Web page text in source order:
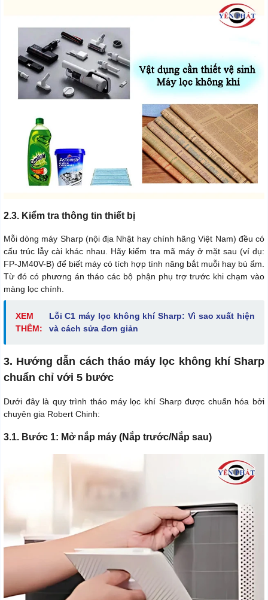
2.3. Kiểm tra thông tin thiết bị
Mỗi dòng máy Sharp (nội địa Nhật hay chính hãng Việt Nam) đều có
cấu trúc lẫy cài khác nhau. Hãy kiểm tra mã máy ở mặt sau (ví dụ:
FP-JM40V-B) để biết máy có tích hợp tính năng bắt muỗi hay bù ẩm.
Từ đó có phương án tháo các bộ phận phụ trợ trước khi chạm vào
màng lọc chính.
XEM
THÊM:
Lỗi C1 máy lọc không khí Sharp: Vì sao xuất hiện
và cách sửa đơn giản
3. Hướng dẫn cách tháo máy lọc không khí Sharp
chuẩn chỉ với 5 bước
Dưới đây là quy trình tháo máy lọc khí Sharp được chuẩn hóa bởi
chuyên gia Robert Chinh:
3.1. Bước 1: Mở nắp máy (Nắp trước/Nắp sau)